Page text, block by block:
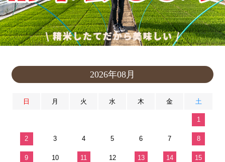
2026年08月
日 月 火 水 木 金 土
1
2 3 4 5 6 7 8
9 10 11 12 13 14 15